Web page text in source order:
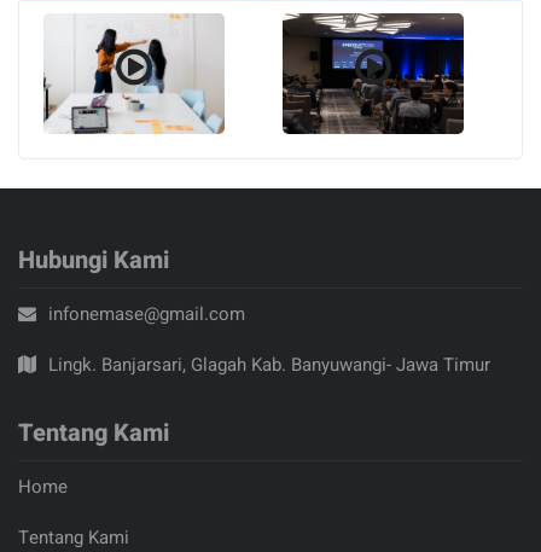
Hubungi Kami
infonemase@gmail.com
Lingk. Banjarsari, Glagah Kab. Banyuwangi- Jawa Timur
Tentang Kami
Home
Tentang Kami